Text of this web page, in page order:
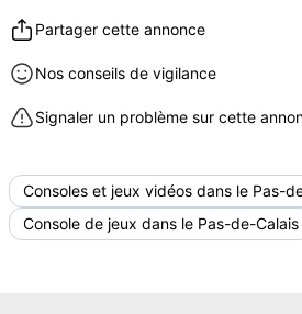
Partager cette annonce
Nos conseils de vigilance
Signaler un problème sur cette
Consoles et jeux vidéos dans le Pas-
Console de jeux dans le Pas-de-Calais